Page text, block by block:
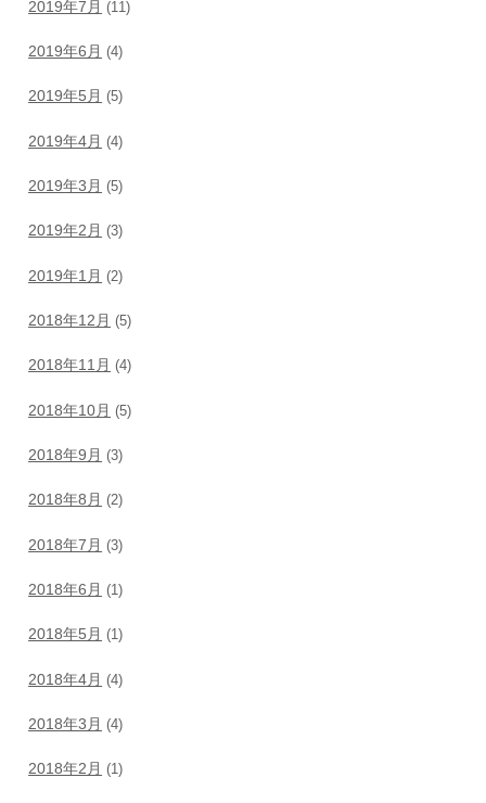
2019年7月 (11)
2019年6月 (4)
2019年5月 (5)
2019年4月 (4)
2019年3月 (5)
2019年2月 (3)
2019年1月 (2)
2018年12月 (5)
2018年11月 (4)
2018年10月 (5)
2018年9月 (3)
2018年8月 (2)
2018年7月 (3)
2018年6月 (1)
2018年5月 (1)
2018年4月 (4)
2018年3月 (4)
2018年2月 (1)